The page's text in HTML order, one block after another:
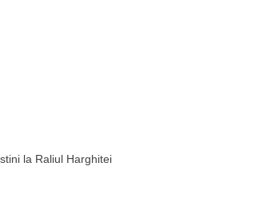
la Raliul Harghitei